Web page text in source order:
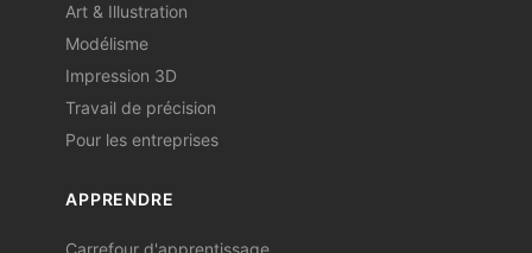
Art & Illustration
Modélisme
Impression 3D
Travail de précision
Pour les entreprises
APPRENDRE